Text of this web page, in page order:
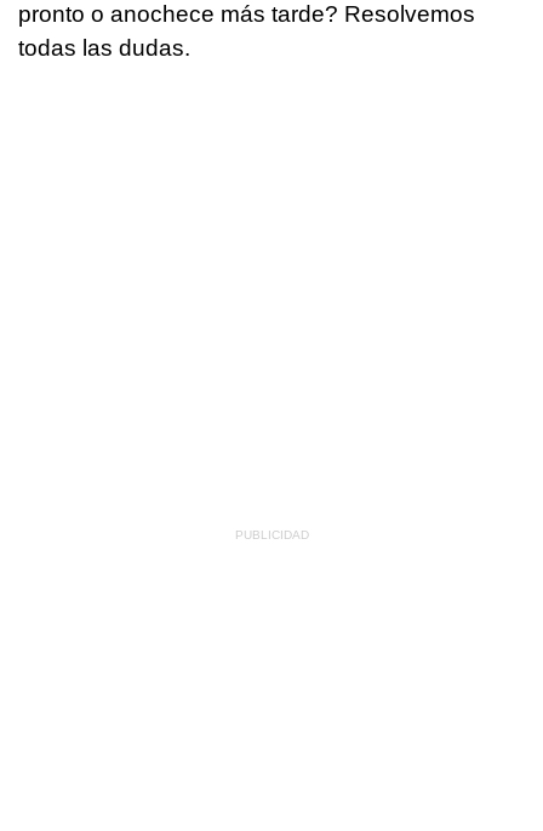
pronto o anochece más tarde? Resolvemos
todas las dudas.